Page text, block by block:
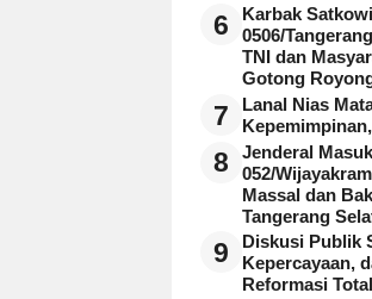
6
Karbak
0506/
TNI dan
Gotong
7
Lanal Nias
8
Jenderal
052/
Massal dan
Tangerang
9
Diskusi Publik
Kepercayaan,
Reformasi